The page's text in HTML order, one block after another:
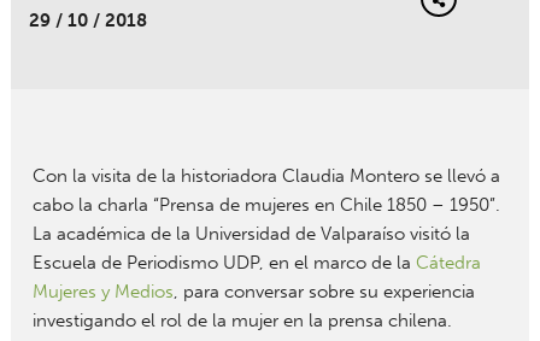
29 / 10 / 2018
Con la visita de la historiadora Claudia Montero se llevó a
cabo la charla “Prensa de mujeres en Chile 1850 – 1950”.
La académica de la Universidad de Valparaíso visitó la
Escuela de Periodismo UDP, en el marco de la Cátedra
Mujeres y Medios , para conversar sobre su experiencia
investigando el rol de la mujer en la prensa chilena.